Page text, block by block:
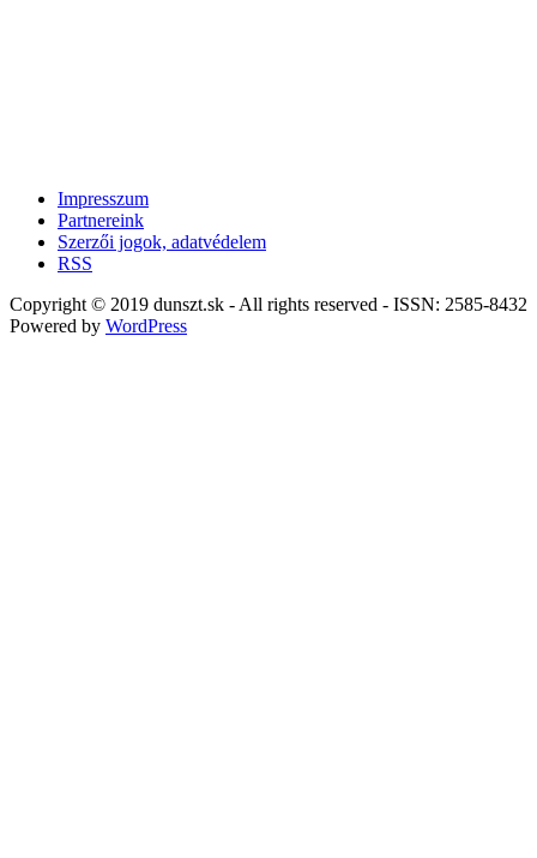
Impresszum
Partnereink
Szerzői jogok, adatvédelem
RSS
Copyright © 2019 dunszt.sk - All rights reserved - ISSN: 2585-8432
Powered by WordPress